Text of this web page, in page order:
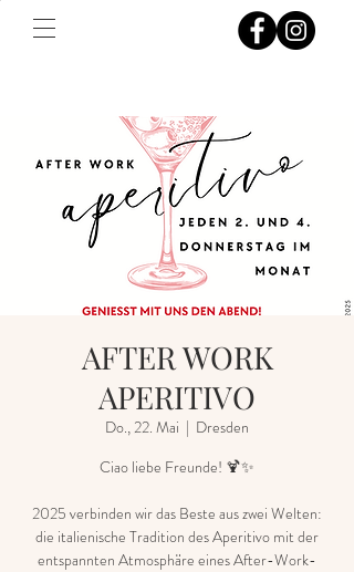
AFTER WORK
APERITIVO
Do., 22. Mai
  |
Dresden
Ciao liebe Freunde! 🍹✨
2025 verbinden wir das Beste aus zwei Welten:
die italienische Tradition des Aperitivo mit der
entspannten Atmosphäre eines After-Work-